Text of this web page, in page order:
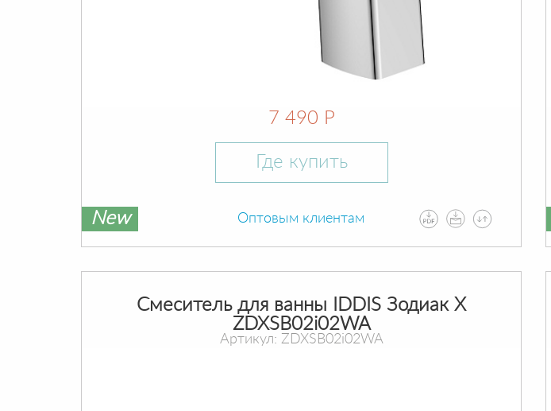
7 490 Р
Где купить
New Оптовым клиентам
Смеситель для ванны IDDIS Зодиак X
ZDXSB02i02WA
Артикул: ZDXSB02i02WA